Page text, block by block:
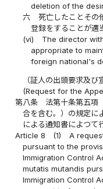
deletion of the
六
死亡したことその
登録をすることが適
(vi)
The director
appropriate to
foreign national's
（証人の出頭要求及び
(Request for the
第八条
法第十条第五項
合を含む。）の規定に
による通知書によつて
Article 8
(1)
A
pursuant to the
Immigration Control
mutatis mutandis
Immigration Control